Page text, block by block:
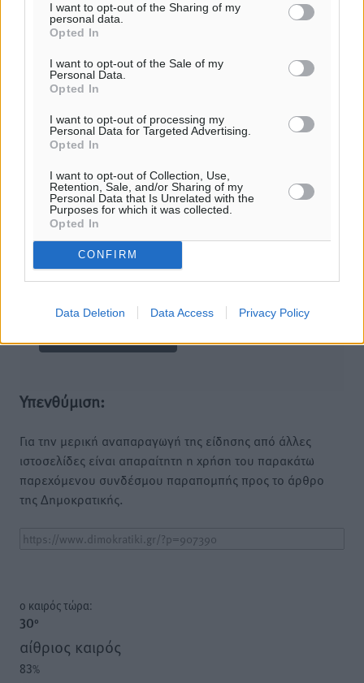
I want to opt-out of the Sharing of my
personal data.
Opted In
I want to opt-out of the Sale of my
Personal Data.
Opted In
I want to opt-out of processing my
Personal Data for Targeted Advertising.
Opted In
I want to opt-out of Collection, Use,
Retention, Sale, and/or Sharing of my
Personal Data that Is Unrelated with the
Purposes for which it was collected.
Opted In
CONFIRM
Data Deletion Data Access Privacy Policy
Όνοματεπώνυμο
Υπενθύμιση:
Για την μερική αναπαραγωγή της είδησης από άλλες
ιστοσελίδες είναι απαραίτητη η χρήση του παρακάτω
παρεχόμενου συνδέσμου παραπομπής προς το άρθρο
της Δημοκρατικής.
o καιρός τώρα:
30°
αίθριος καιρός
83%